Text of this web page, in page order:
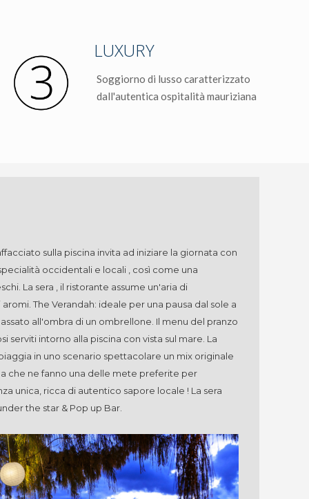
LUXURY
Soggiorno di lusso caratterizzato
dall'autentica ospitalità mauriziana
sulla piscina invita ad iniziare la giornata con
occidentali e locali , così come una
La sera , il ristorante assume un'aria di
The Verandah: ideale per una pausa dal sole a
all'ombra di un ombrellone. Il menu del pranzo
serviti intorno alla piscina con vista sul mare. La
in uno scenario spettacolare un mix originale
che ne fanno una delle mete preferite per
unica, ricca di autentico sapore locale ! La sera
the star & Pop up Bar.